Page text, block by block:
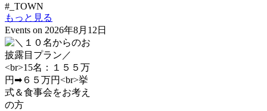
#_TOWN
もっと見る
Events on 2026年8月12日